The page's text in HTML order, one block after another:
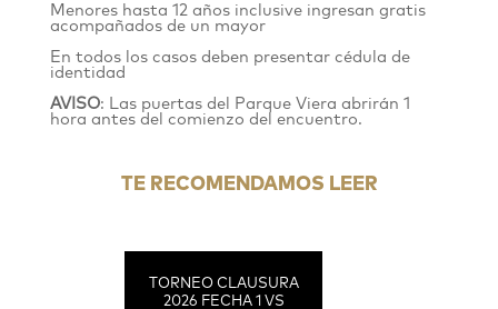
Menores hasta 12 años inclusive ingresan gratis
acompañados de un mayor
En todos los casos deben presentar cédula de
identidad
AVISO: Las puertas del Parque Viera abrirán 1
hora antes del comienzo del encuentro.
TE RECOMENDAMOS LEER
TORNEO CLAUSURA
2026 FECHA 1 VS